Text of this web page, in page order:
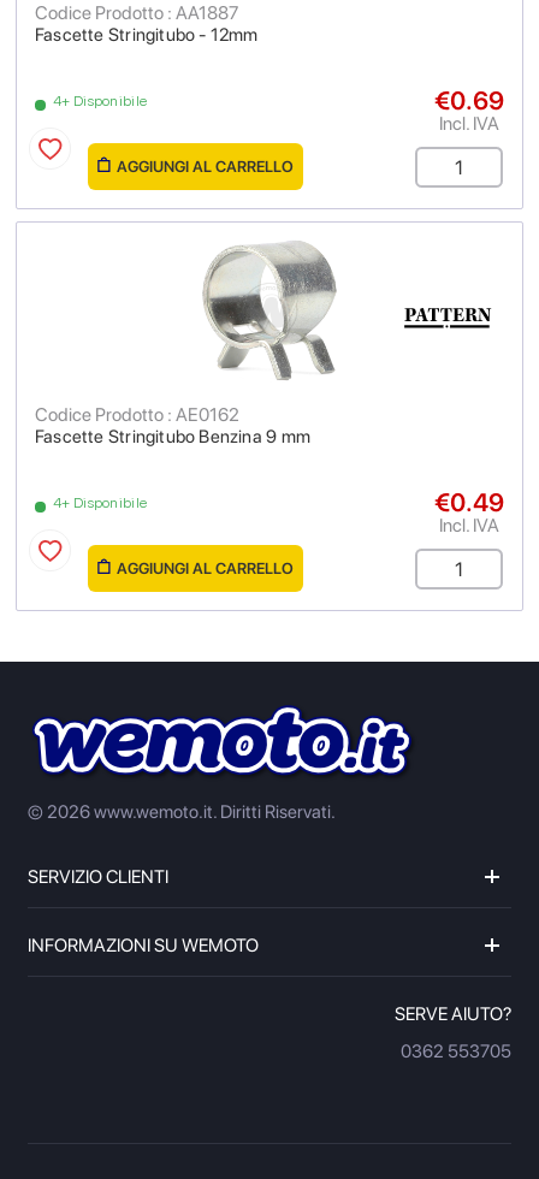
Fascette Stringitubo - 12mm
Codice Prodotto : AA1887
4+ Disponibile €0.69
Incl. IVA
AGGIUNGI AL CARRELLO
Fascette Stringitubo Benzina 9 mm
Codice Prodotto : AE0162
4+ Disponibile €0.49
Incl. IVA
AGGIUNGI AL CARRELLO
© 2026 www.wemoto.it. Diritti Riservati.
SERVIZIO CLIENTI
INFORMAZIONI SU WEMOTO
SERVE AIUTO?
0362 553705